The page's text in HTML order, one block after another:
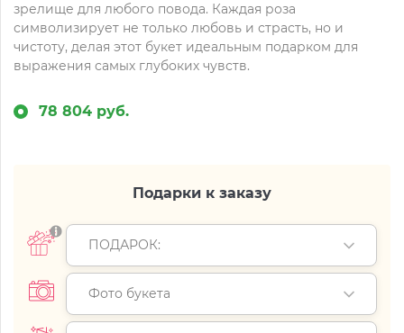
зрелище для любого повода. Каждая роза
символизирует не только любовь и страсть, но и
чистоту, делая этот букет идеальным подарком для
выражения самых глубоких чувств.
78 804 руб.
Подарки к заказу
ПОДАРОК:
Фото букета